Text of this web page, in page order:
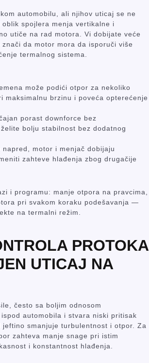
automobilu, ali njihov uticaj se ne
spojlera menja vertikalne i
utiče na rad motora. Vi dobijate veće
da motor mora da isporuči više
termalnog sistema.
može podići otpor za nekoliko
brzinu i poveća opterećenje
porast downforce bez
bolju stabilnost bez dodatnog
motor i menjač dobijaju
zahteve hlađenja zbog drugačije
i programu: manje otpora na pravcima,
pri svakom koraku podešavanja —
na termalni režim.
PROTOKA
UTICAJ NA
često sa boljim odnosom
automobila i stvara niski pritisak
smanjuje turbulentnost i otpor. Za
zahteva manje snage pri istim
i konstantnost hlađenja.